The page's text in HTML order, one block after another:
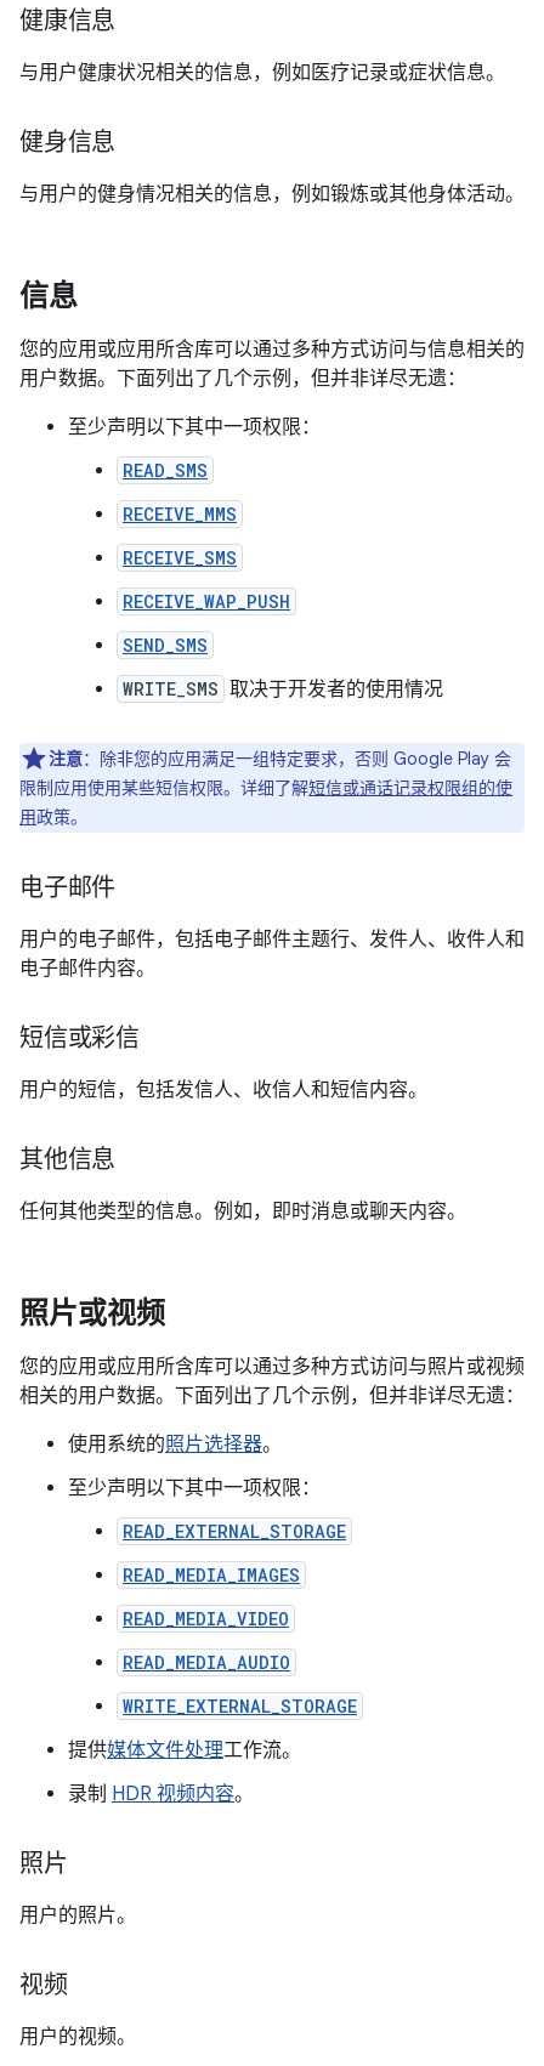
健康信息
与用户健康状况相关的信息，例如医疗记录或症状信息。
健身信息
与用户的健身情况相关的信息，例如锻炼或其他身体活动。
信息
您的应用或应用所含库可以通过多种方式访问与信息相关的
用户数据。下面列出了几个示例，但并非详尽无遗：
至少声明以下其中一项权限：
READ_SMS
RECEIVE_MMS
RECEIVE_SMS
RECEIVE_WAP_PUSH
SEND_SMS
WRITE_SMS 取决于开发者的使用情况
注意：除非您的应用满足一组特定要求，否则 Google Play 会
限制应用使用某些短信权限。详细了解短信或通话记录权限组的使
用政策。
电子邮件
用户的电子邮件，包括电子邮件主题行、发件人、收件人和
电子邮件内容。
短信或彩信
用户的短信，包括发信人、收信人和短信内容。
其他信息
任何其他类型的信息。例如，即时消息或聊天内容。
照片或视频
您的应用或应用所含库可以通过多种方式访问与照片或视频
相关的用户数据。下面列出了几个示例，但并非详尽无遗：
使用系统的照片选择器。
至少声明以下其中一项权限：
READ_EXTERNAL_STORAGE
READ_MEDIA_IMAGES
READ_MEDIA_VIDEO
READ_MEDIA_AUDIO
WRITE_EXTERNAL_STORAGE
提供媒体文件处理工作流。
录制 HDR 视频内容。
照片
用户的照片。
视频
用户的视频。